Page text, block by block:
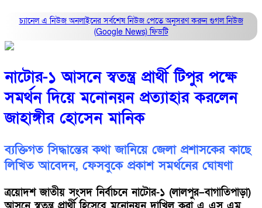
চ্যানেল এ নিউজ অনলাইনের সর্বশেষ নিউজ পেতে অনুসরণ করুনগুগল নিউজ
(Google News)ফিডটি
নাটোর-১ আসনে স্বতন্ত্র প্রার্থী টিপুর পক্ষে
সমর্থন দিয়ে মনোনয়ন প্রত্যাহার করলেন
জাহাঙ্গীর হোসেন মানিক
ব্যক্তিগত সিদ্ধান্তের কথা জানিয়ে জেলা প্রশাসকের কাছে
লিখিত আবেদন, ফেসবুকে প্রকাশ সমর্থনের ঘোষণা
ত্রয়োদশ জাতীয় সংসদ নির্বাচনে নাটোর-১ (লালপুর–বাগাতিপাড়া)